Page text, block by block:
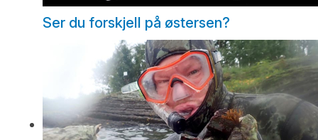
Ser du forskjell på østersen?